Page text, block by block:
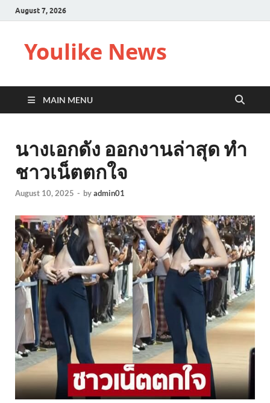
August 7, 2026
Youlike News
MAIN MENU
นางเอกดัง ออกงานล่าสุด ทำ
ชาวเน็ตตกใจ
August 10, 2025 - byadmin01